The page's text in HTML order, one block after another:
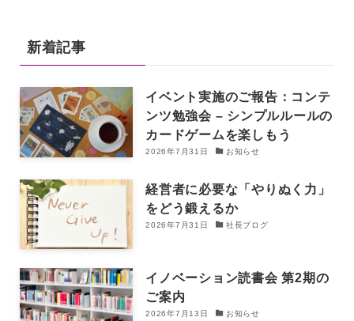
新着記事
イベント実施のご報告：コンテ
ンツ勉強会 – シンプルルールの
カードゲームを楽しもう
2026年7月31日 お知らせ
経営者に必要な「やりぬく力」
をどう鍛えるか
2026年7月31日 社長ブログ
イノベーション読書会 第2期の
ご案内
2026年7月13日 お知らせ